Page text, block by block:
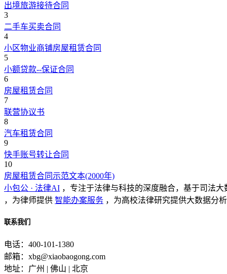
出境旅游接待合同
3
二手车买卖合同
4
小区物业商铺房屋租赁合同
5
小额贷款--保证合同
6
房屋租赁合同
7
联营协议书
8
汽车租赁合同
9
快手账号转让合同
10
房屋租赁合同示范文本(2000年)
小包公 · 法律AI ，专注于法律与科技的深度融合，基于司法
，为律师提供 智能办案服务 ，为高校法律研究提供大数据分
联系我们
电话：400-101-1380
邮箱：xbg@xiaobaogong.com
地址：广州 | 佛山 | 北京